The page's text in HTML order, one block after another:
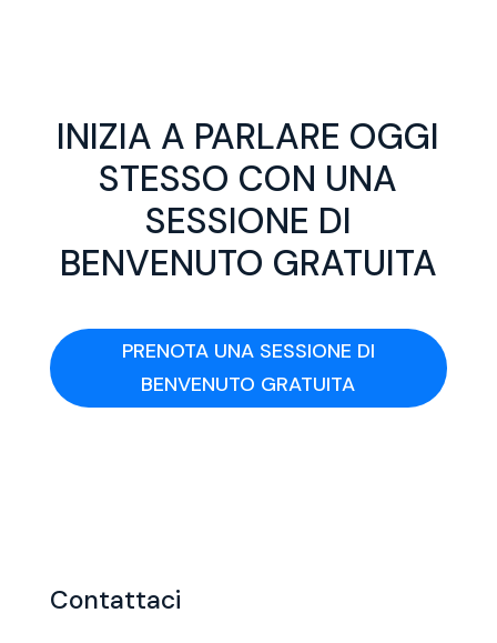
INIZIA A PARLARE OGGI
STESSO CON UNA
SESSIONE DI
BENVENUTO GRATUITA
PRENOTA UNA SESSIONE DI
BENVENUTO GRATUITA
Contattaci